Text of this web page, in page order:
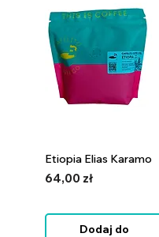
niezwykłą
Idealna do V60,
szukasz kawy z
Etiopia Elias Karamo
Cena
64,00 zł
Dodaj do